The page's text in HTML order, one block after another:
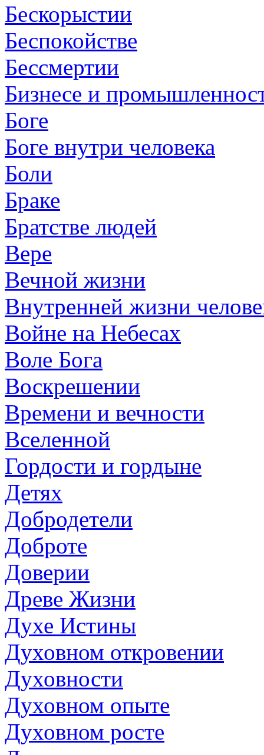
Бескорыстии
Беспокойстве
Бессмертии
Бизнесе и
Боге
Боге внутри человека
Боли
Браке
Братстве людей
Вере
Вечной жизни
Внутренней жизни
Войне на Небесах
Воле Бога
Воскрешении
Времени и вечности
Вселенной
Гордости и гордыне
Детях
Добродетели
Доброте
Доверии
Древе Жизни
Духе Истины
Духовном откровении
Духовности
Духовном опыте
Духовном росте